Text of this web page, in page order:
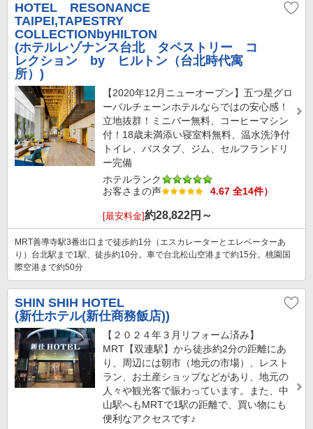
HOTEL RESONANCE
TAIPEI,TAPESTRY
COLLECTIONbyHILTON
(ホテルレゾナンス台北 タペストリー コ
レクション by ヒルトン（台北時代寓
所）)
【2020年12月ニューオープン】五つ星グロ
ーバルチェーンホテルならではの安心感！
立地抜群！ミニバー無料、コーヒーマシン
付！18歳未満添い寝室料無料、温水洗浄付
トイレ、バスタブ、ジム、セルフランドリ
ー完備
ホテルランク
お客さまの声
4.67 全14件）
[最安料金]約28,822円～
MRT善導寺駅3番出口まで徒歩約1分（エスカレーターとエレベーターあ
り）台北駅まで1駅、徒歩約10分。車で台北松山空港まで約15分。桃園国
際空港まで約50分
SHIN SHIH HOTEL
(新仕ホテル(新仕商務飯店))
【２０２４年３月リフォーム済み】
MRT【双連駅】から徒歩約2分の距離にあ
り、周辺には朝市（地元の市場）、レスト
ラン、お土産ショップなどがあり、地元の
人々や観光客で賑わっています。また、中
山駅へもMRTで1駅の距離で、買い物にも
便利なアクセスです♪